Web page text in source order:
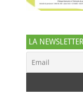
LA